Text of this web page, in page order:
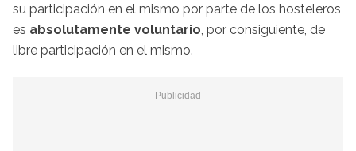
su participación en el mismo por parte de los hosteleros
es absolutamente voluntario, por consiguiente, de
libre participación en el mismo.